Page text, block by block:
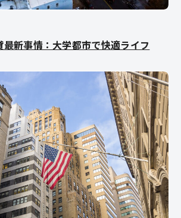
新事情：大学都市で快適ライフ